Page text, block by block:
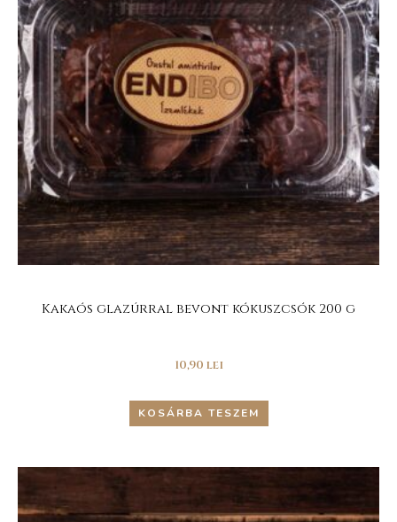
Kakaós glazúrral bevont kókuszcsók 200 g
10,90 lei
KOSÁRBA TESZEM